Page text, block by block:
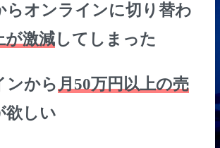
らオンラインに切り替わ
が激減してしまった
ンから 月50万円以上の売
欲しい